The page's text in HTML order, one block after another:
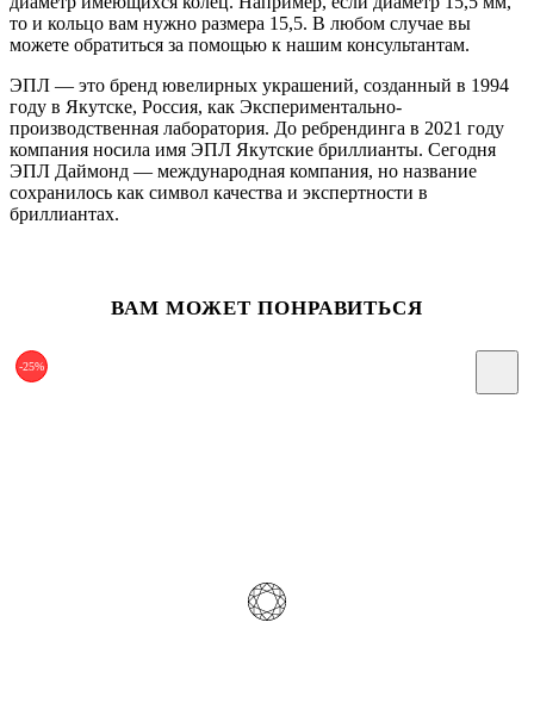
то и кольцо вам нужно размера 15,5. В любом случае вы
можете обратиться за помощью к нашим консультантам.
ЭПЛ — это бренд ювелирных украшений, созданный в 1994
году в Якутске, Россия, как Экспериментально-
производственная лаборатория. До ребрендинга в 2021 году
компания носила имя ЭПЛ Якутские бриллианты. Сегодня
ЭПЛ Даймонд — международная компания, но название
сохранилось как символ качества и экспертности в
бриллиантах.
ВАМ МОЖЕТ ПОНРАВИТЬСЯ
-25%